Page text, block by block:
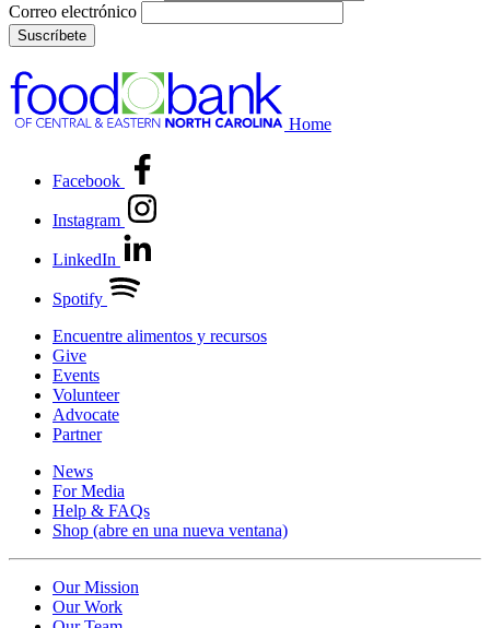
Correo electrónico
Suscríbete
Home
Facebook
Instagram
LinkedIn
Spotify
Encuentre alimentos y recursos
Give
Events
Volunteer
Advocate
Partner
News
For Media
Help & FAQs
Shop (abre en una nueva ventana)
Our Mission
Our Work